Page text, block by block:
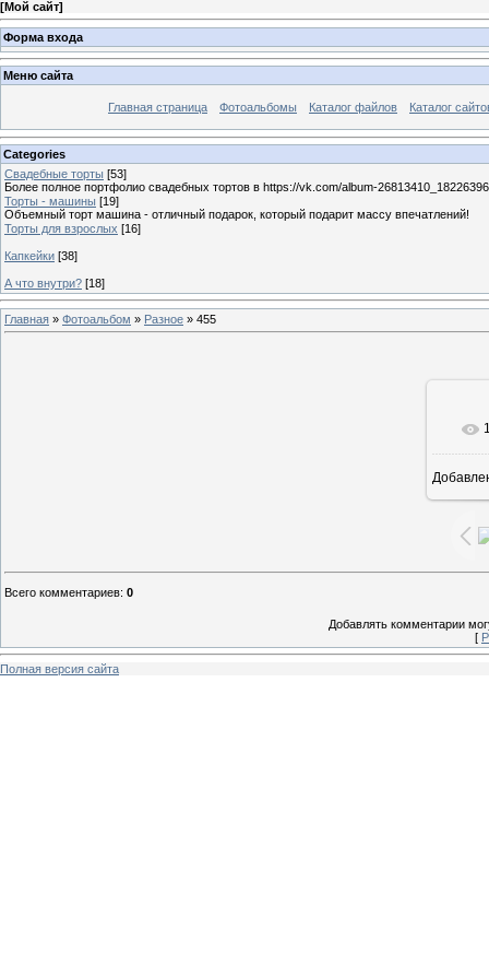
[Мой сайт]
Форма входа
Меню сайта
Главная страница Фотоальбомы Каталог файлов Каталог
Categories
Свадебные торты [53]
Более полное портфолио свадебных тортов в https://vk.com/album-
Торты - машины [19]
Объемный торт машина - отличный подарок, который подарит массу впечатлений!
Торты для взрослых [16]
Капкейки [38]
А что внутри? [18]
Главная » Фотоальбом » Разное » 455
Всего комментариев: 0
Добавлять комментарии
[
Полная версия сайта